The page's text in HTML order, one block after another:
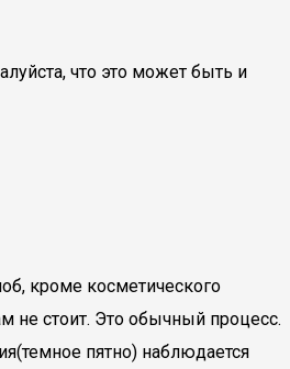
что это может быть и
кроме косметического
не стоит. Это обычный процесс.
пятно) наблюдается